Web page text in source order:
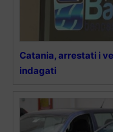
Catania, arrestati i
indagati